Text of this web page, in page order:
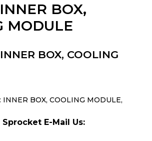
BOX,
MODULE
BOX, COOLING
BOX, COOLING MODULE,
E-Mail Us: